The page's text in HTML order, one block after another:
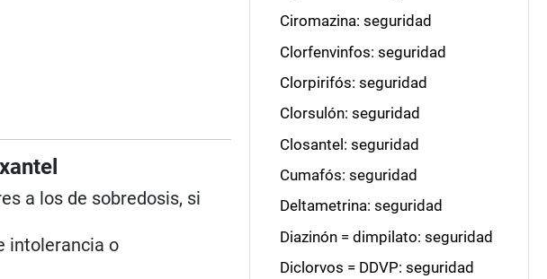
a los de sobredosis, si
intolerancia o
Ciromazina: seguridad
Clorfenvinfos: seguridad
Clorpirifós: seguridad
Clorsulón: seguridad
Closantel: seguridad
Cumafós: seguridad
Deltametrina: seguridad
Diazinón = dimpilato: seguridad
Diclorvos = DDVP: seguridad